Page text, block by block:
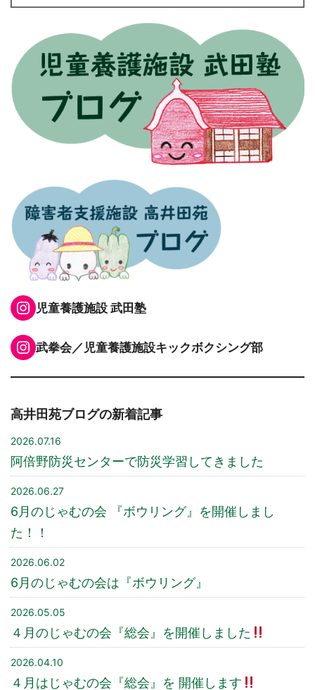
Instagram
児童養護施設 武田塾
Instagram
武拳会／児童養護施設キックボクシング部
高井田苑ブログの新着記事
2026.07.16
阿倍野防災センターで防災学習してきました
2026.06.27
6月のじゃむの会 『ボウリング』を開催しまし
た！！
2026.06.02
6月のじゃむの会は『ボウリング』
2026.05.05
４月のじゃむの会『総会』を開催しました
2026.04.10
４月はじゃむの会『総会』を 開催します